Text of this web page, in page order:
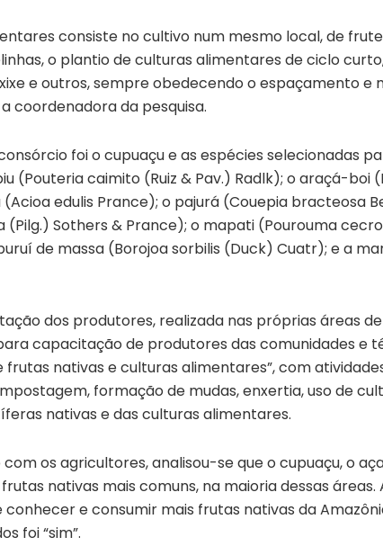
consiste no cultivo num mesmo local, de
o plantio de culturas alimentares de ciclo
e outros, sempre obedecendo o espaçamento e
coordenadora da pesquisa.
foi o cupuaçu e as espécies selecionadas
(Pouteria caimito (Ruiz & Pav.) Radlk); o araçá-boi
edulis Prance); o pajurá (Couepia bracteosa
Sothers & Prance); o mapati (Pourouma
de massa (Borojoa sorbilis (Duck) Cuatr); e a
dos produtores, realizada nas próprias áreas
capacitação de produtores das comunidades e
nativas e culturas alimentares”, com
formação de mudas, enxertia, uso de
nativas e das culturas alimentares.
os agricultores, analisou-se que o cupuaçu, o
nativas mais comuns, na maioria dessas áreas.
e consumir mais frutas nativas da
foi “sim”.